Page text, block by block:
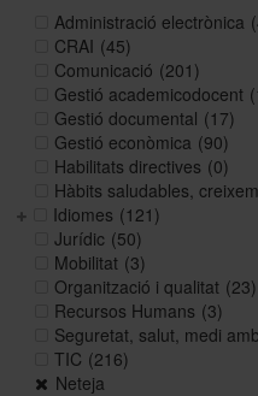
Administració electrònica
CRAI (45)
Comunicació (201)
Gestió academicodocent
Gestió documental (17)
Gestió econòmica (90)
Habilitats directives (0)
Hàbits saludables,
Idiomes (121)
Jurídic (50)
Mobilitat (3)
Organització i qualitat (23)
Recursos Humans (3)
Seguretat, salut, medi
TIC (216)
Neteja